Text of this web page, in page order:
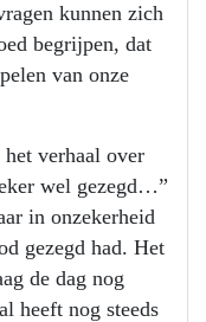
kunnen zich
begrijpen, dat
van onze
verhaal over
wel gezegd…”
in onzekerheid
gezegd had. Het
de dag nog
heeft nog steeds